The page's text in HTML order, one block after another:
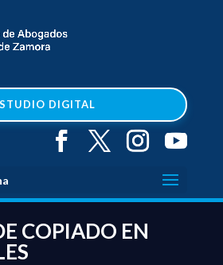
DIGITAL
COPIADO EN